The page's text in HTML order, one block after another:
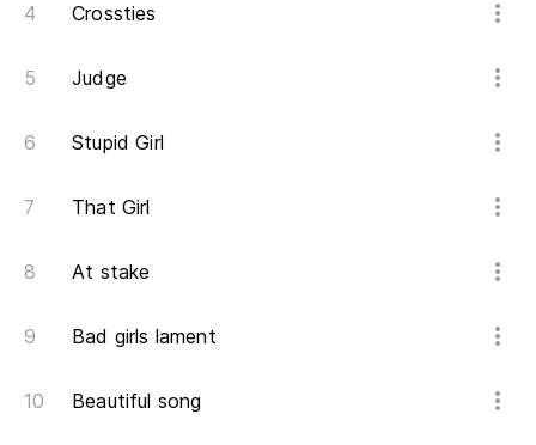
Crossties
Judge
Stupid Girl
That Girl
At stake
Bad girls lament
Beautiful song